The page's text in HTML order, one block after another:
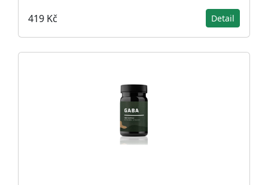
419 Kč Detail